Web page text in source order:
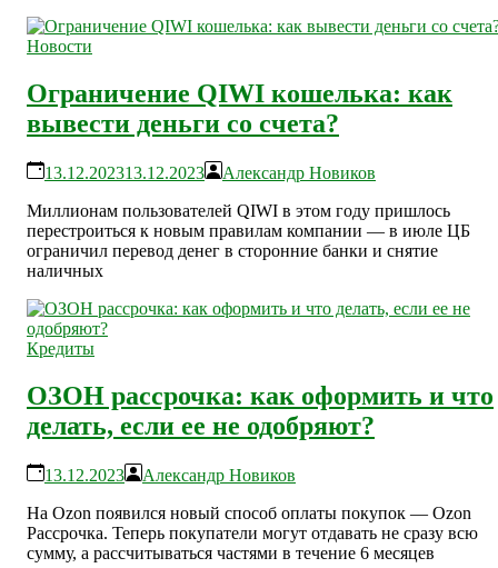
Новости
Ограничение QIWI кошелька: как
вывести деньги со счета?
13.12.202313.12.2023
Александр Новиков
Миллионам пользователей QIWI в этом году пришлось
перестроиться к новым правилам компании — в июле ЦБ
ограничил перевод денег в сторонние банки и снятие
наличных
Кредиты
ОЗОН рассрочка: как оформить и что
делать, если ее не одобряют?
13.12.2023
Александр Новиков
На Ozon появился новый способ оплаты покупок — Ozon
Рассрочка. Теперь покупатели могут отдавать не сразу всю
сумму, а рассчитываться частями в течение 6 месяцев